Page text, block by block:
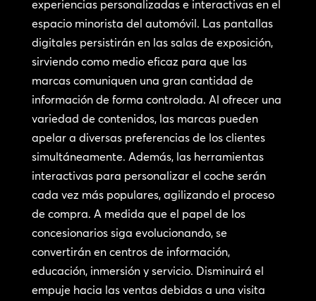
experiencias personalizadas e interactivas en el
espacio minorista del automóvil. Las pantallas
digitales persistirán en las salas de exposición,
sirviendo como medio eficaz para que las
marcas comuniquen una gran cantidad de
información de forma controlada. Al ofrecer una
variedad de contenidos, las marcas pueden
apelar a diversas preferencias de los clientes
simultáneamente. Además, las herramientas
interactivas para personalizar el coche serán
cada vez más populares, agilizando el proceso
de compra. A medida que el papel de los
concesionarios siga evolucionando, se
convertirán en centros de información,
educación, inmersión y servicio. Disminuirá el
empuje hacia las ventas debidas a una visita